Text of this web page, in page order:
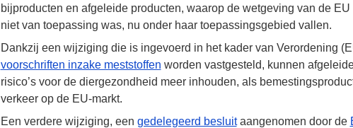
bijproducten en afgeleide producten, waarop de wetgeving van de
niet van toepassing was, nu onder haar toepassingsgebied vallen.
Dankzij een wijziging die is ingevoerd in het kader van Verordening
voorschriften inzake meststoffen worden vastgesteld, kunnen
risico’s voor de diergezondheid meer inhouden, als
verkeer op de EU-markt.
Een verdere wijziging, een gedelegeerd besluitaangenomen door de